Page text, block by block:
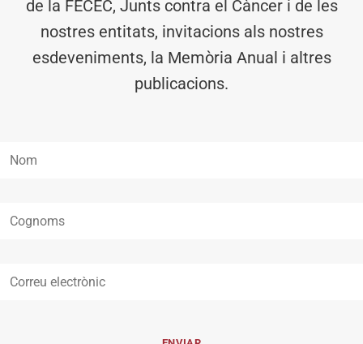
de la FECEC, Junts contra el Càncer i de les
nostres entitats, invitacions als nostres
esdeveniments, la Memòria Anual i altres
publicacions.